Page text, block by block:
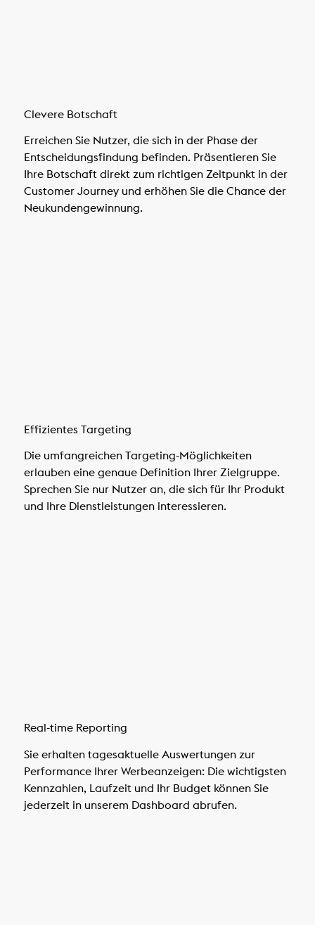
Clevere Botschaft
Erreichen Sie Nutzer, die sich in der Phase der
Entscheidungsfindung befinden. Präsentieren Sie
Ihre Botschaft direkt zum richtigen Zeitpunkt in der
Customer Journey und erhöhen Sie die Chance der
Neukundengewinnung.
Effizientes Targeting
Die umfangreichen Targeting-Möglichkeiten
erlauben eine genaue Definition Ihrer Zielgruppe.
Sprechen Sie nur Nutzer an, die sich für Ihr Produkt
und Ihre Dienstleistungen interessieren.
Real-time Reporting
Sie erhalten tagesaktuelle Auswertungen zur
Performance Ihrer Werbeanzeigen: Die wichtigsten
Kennzahlen, Laufzeit und Ihr Budget können Sie
jederzeit in unserem Dashboard abrufen.